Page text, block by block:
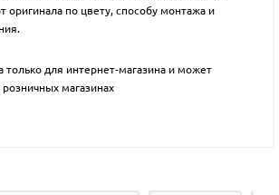
оригинала по цвету, способу монтажа и
только для интернет-магазина и может
магазинах